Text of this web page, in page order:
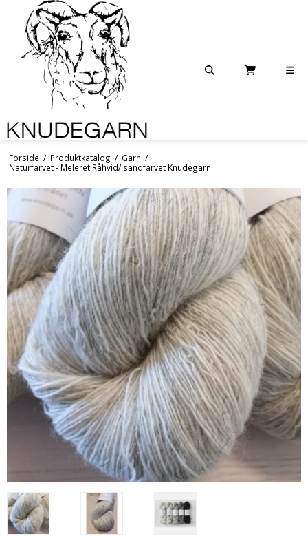
Forside / Produktkatalog / Garn /
Naturfarvet - Meleret Råhvid/ sandfarvet Knudegarn